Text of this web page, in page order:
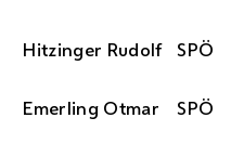
Hitzinger Rudolf
SPÖ
Emerling Otmar
SPÖ